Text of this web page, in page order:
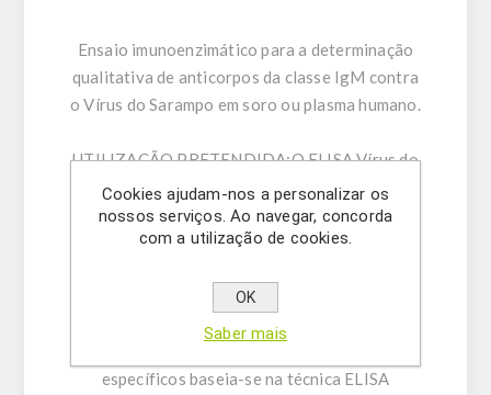
Ensaio imunoenzimático para a determinação
qualitativa de anticorpos da classe IgM contra
o Vírus do Sarampo em soro ou plasma humano.
UTILIZAÇÃO PRETENDIDA:O ELISA Vírus do
Sarampo IgM destina-se à determinação
qualitativa de anticorpos da classe IgM contra
o Vírus do Sarampo em soro ou plasma humano
INFORMAÇÃO GERAL:A determinação
específicos baseia-se na técnica ELISA
Cookies ajudam-nos a personalizar os
nossos serviços. Ao navegar, concorda
com a utilização de cookies.
OK
Saber mais